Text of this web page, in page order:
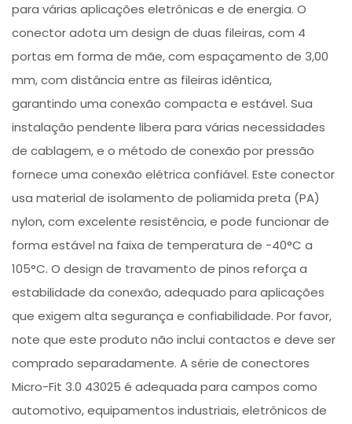
para várias aplicações eletrônicas e de energia. O
conector adota um design de duas fileiras, com 4
portas em forma de mãe, com espaçamento de 3,00
mm, com distância entre as fileiras idêntica,
garantindo uma conexão compacta e estável. Sua
instalação pendente libera para várias necessidades
de cablagem, e o método de conexão por pressão
fornece uma conexão elétrica confiável. Este conector
usa material de isolamento de poliamida preta (PA)
nylon, com excelente resistência, e pode funcionar de
forma estável na faixa de temperatura de -40°C a
105°C. O design de travamento de pinos reforça a
estabilidade da conexão, adequado para aplicações
que exigem alta segurança e confiabilidade. Por favor,
note que este produto não inclui contactos e deve ser
comprado separadamente. A série de conectores
Micro-Fit 3.0 43025 é adequada para campos como
automotivo, equipamentos industriais, eletrônicos de